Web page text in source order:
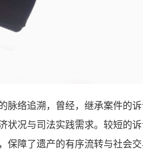
络追溯，曾经，继承案件的诉
状况与司法实践需求。较短的
保障了遗产的有序流转与社会